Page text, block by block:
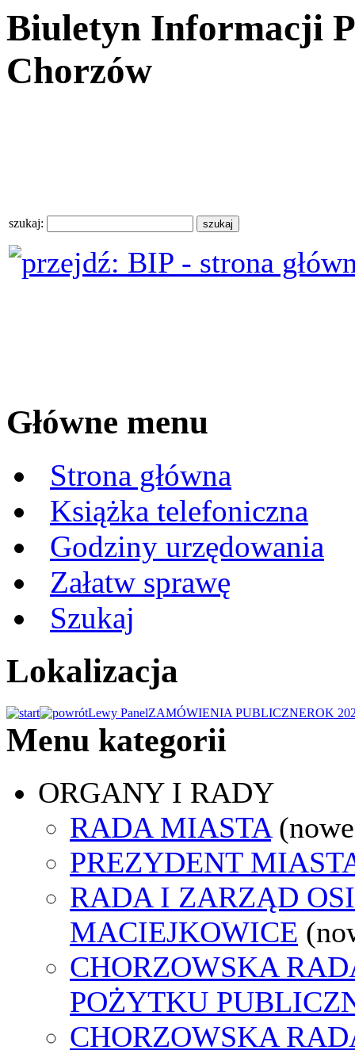
Biuletyn Informacji
Chorzów
szukaj:
Główne menu
Strona główna
Książka telefoniczna
Godziny urzędowania
Załatw sprawę
Szukaj
Lokalizacja
Lewy PanelZAMÓWIENIA PUBLICZNEROK
Menu kategorii
ORGANY I RADY
RADA MIASTA
PREZYDENT
RADA I ZARZĄD
MACIEJKOWICE
CHORZOWSKA
POŻYTKU
CHORZOWSKA